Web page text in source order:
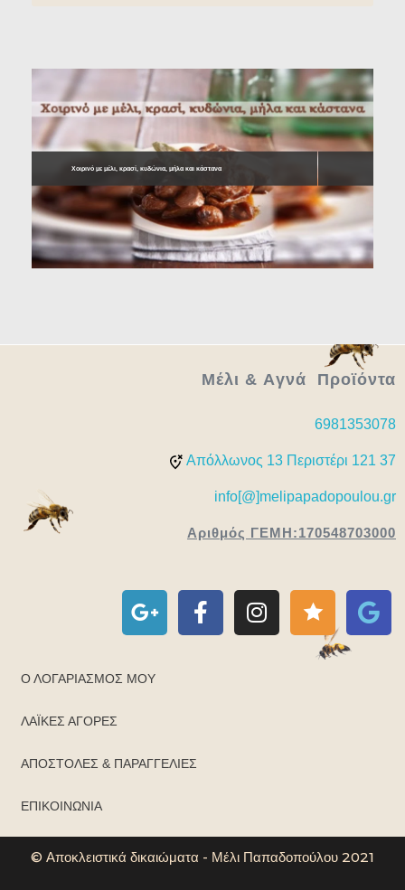
Χοιρινό με μέλι, κρασί, κυδώνια, μήλα και κάστανα
Μέλι & Aγνά Προϊόντα
6981353078
Απόλλωνος 13 Περιστέρι 121 37
info[@]melipapadopoulou.gr
Αριθμός ΓΕΜΗ:170548703000
Ο ΛΟΓΑΡΙΑΣΜΌΣ ΜΟΥ
ΛΑΪΚΈΣ ΑΓΟΡΈΣ
ΑΠΟΣΤΟΛΈΣ & ΠΑΡΑΓΓΕΛΊΕΣ
ΕΠΙΚΟΙΝΩΝΊΑ
© Αποκλειστικά δικαιώματα - Μέλι Παπαδοπούλου 2021